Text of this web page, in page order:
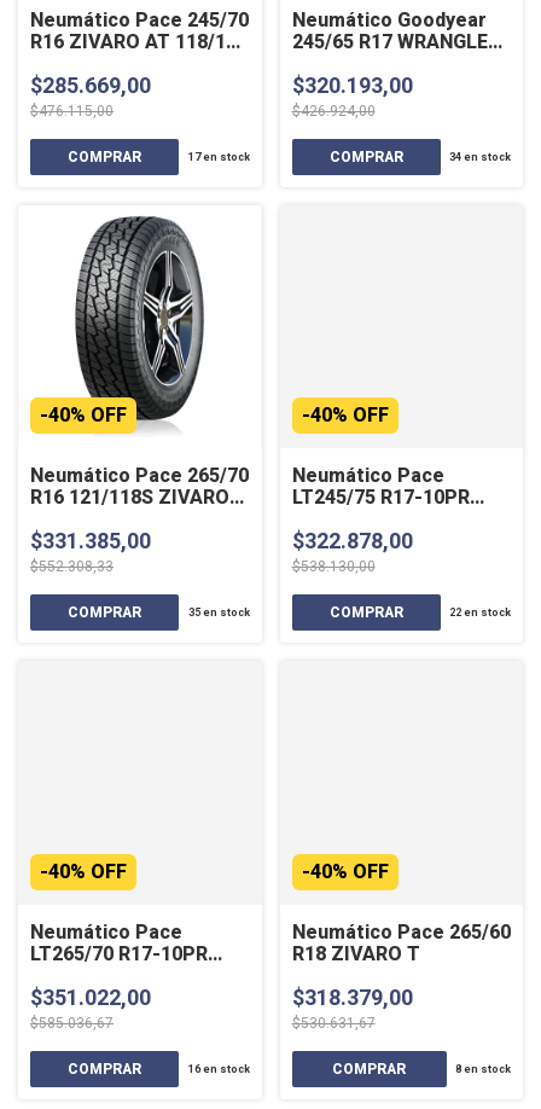
Neumático Pace 245/70
R16 ZIVARO AT 118/115
$285.669,00
$476.115,00
17en stock
Neumático Goodyear
245/65 R17 WRANGLER
$320.193,00
$426.924,00
34 en stock
Neumático Pace 265/70
R16 121/118S ZIVARO
-40% OFF
$331.385,00
$552.308,33
35en stock
Neumático Pace
LT245/75 R17-10PR
-40% OFF
$322.878,00
$538.130,00
22 en stock
Neumático Pace
LT265/70 R17-10PR
-40% OFF
$351.022,00
$585.036,67
16en stock
Neumático Pace 265/60
R18 ZIVARO T
-40% OFF
$318.379,00
$530.631,67
8 en stock